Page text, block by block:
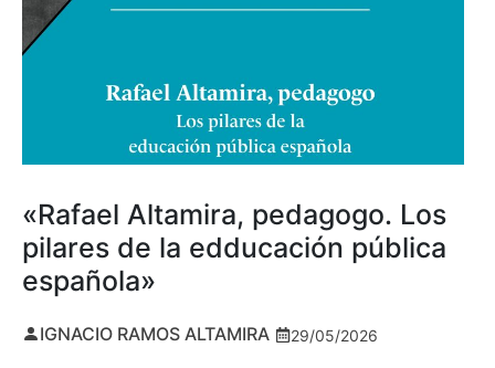
«Rafael Altamira, pedagogo. Los
pilares de la edducación pública
española»
IGNACIO RAMOS ALTAMIRA 29/05/2026